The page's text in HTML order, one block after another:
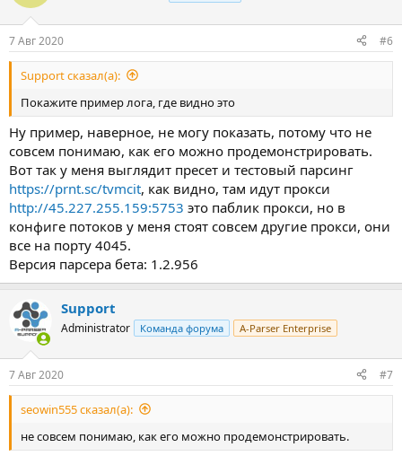
7 Авг 2020 #6
Support сказал(а):
Покажите пример лога, где видно это
Ну пример, наверное, не могу показать, потому что не
совсем понимаю, как его можно продемонстрировать.
Вот так у меня выглядит пресет и тестовый парсинг
https://prnt.sc/tvmcit, как видно, там идут прокси
http://45.227.255.159:5753 это паблик прокси, но в
конфиге потоков у меня стоят совсем другие прокси, они
все на порту 4045.
Версия парсера бета: 1.2.956
Support
Administrator Команда форума A-Parser Enterprise
7 Авг 2020 #7
seowin555 сказал(а):
не совсем понимаю, как его можно продемонстрировать.